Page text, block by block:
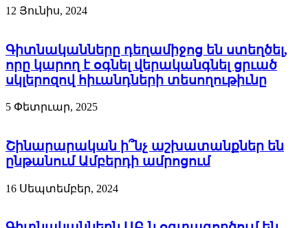
12 Յունիս, 2024
Գիտնականները դեղամիջոց են ստեղծել,
որը կարող է օգնել վերականգնել ցրւած
սկլերոզով հիւանդների տեսողութիւնը
5 Փետրւար, 2025
Շինարարական ի՞նչ աշխատանքներ են
ընթանում Ամբերդի ամրոցում
16 Սեպտեմբեր, 2024